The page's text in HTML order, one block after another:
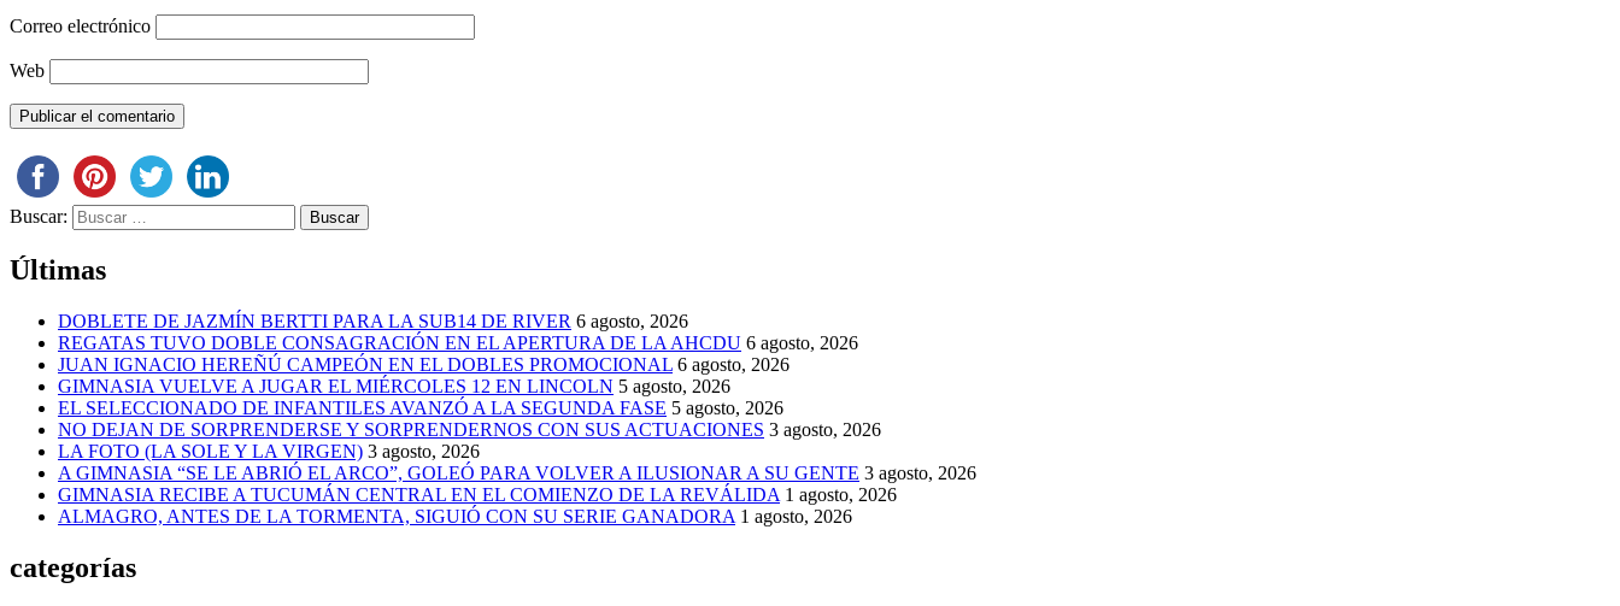
Correo electrónico
Web
Buscar:
Últimas
DOBLETE DE JAZMÍN BERTTI PARA LA SUB14 DE RIVER 6 agosto, 2026
REGATAS TUVO DOBLE CONSAGRACIÓN EN EL APERTURA DE LA AHCDU 6 agosto, 2026
JUAN IGNACIO HEREÑÚ CAMPEÓN EN EL DOBLES PROMOCIONAL 6 agosto, 2026
GIMNASIA VUELVE A JUGAR EL MIÉRCOLES 12 EN LINCOLN 5 agosto, 2026
EL SELECCIONADO DE INFANTILES AVANZÓ A LA SEGUNDA FASE 5 agosto, 2026
NO DEJAN DE SORPRENDERSE Y SORPRENDERNOS CON SUS ACTUACIONES 3 agosto, 2026
LA FOTO (LA SOLE Y LA VIRGEN) 3 agosto, 2026
A GIMNASIA “SE LE ABRIÓ EL ARCO”, GOLEÓ PARA VOLVER A ILUSIONAR A SU GENTE 3 agosto, 2026
GIMNASIA RECIBE A TUCUMÁN CENTRAL EN EL COMIENZO DE LA REVÁLIDA 1 agosto, 2026
ALMAGRO, ANTES DE LA TORMENTA, SIGUIÓ CON SU SERIE GANADORA 1 agosto, 2026
categorías